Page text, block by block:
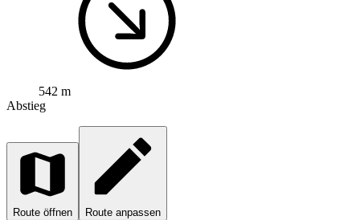
542 m
Abstieg
Route öffnen Route anpassen